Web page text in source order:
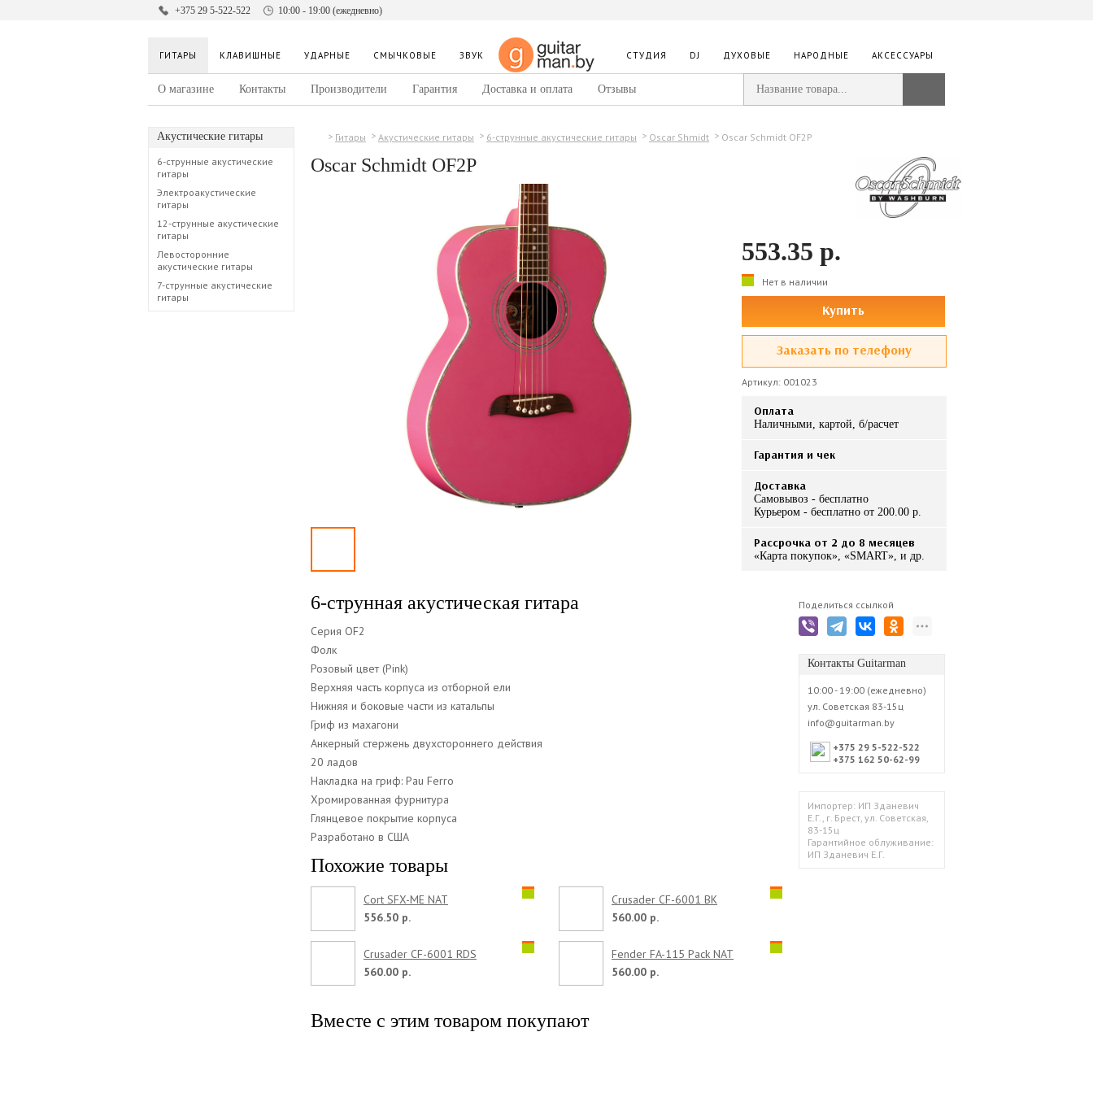
+375 29 5-522-522 10:00 - 19:00 (ежедневно)
ГИТАРЫ КЛАВИШНЫЕ УДАРНЫЕ СМЫЧКОВЫЕ ЗВУК СТУДИЯ DJ ДУХОВЫЕ НАРОДНЫЕ АКСЕССУАРЫ
О магазине Контакты Производители Гарантия Доставка и оплата Отзывы
Акустические гитары
6-струнные акустические
гитары
Электроакустические
гитары
12-струнные акустические
гитары
Левосторонние
акустические гитары
7-струнные акустические
гитары
Гитары Акустические гитары 6-струнные акустические гитары Oscar Shmidt Oscar Schmidt OF2P
Oscar Schmidt OF2P
553.35 р.
Нет в наличии
Купить
Заказать по телефону
Артикул: 001023
Оплата
Наличными, картой, б/расчет
Гарантия и чек
Доставка
Самовывоз - бесплатно
Курьером - бесплатно от 200.00 р.
Рассрочка от 2 до 8 месяцев
«Карта покупок», «SMART», и др.
6-струнная акустическая гитара
Серия OF2
Фолк
Розовый цвет (Pink)
Верхняя часть корпуса из отборной ели
Нижняя и боковые части из катальпы
Гриф из махагони
Анкерный стержень двухстороннего действия
20 ладов
Накладка на гриф: Pau Ferro
Хромированная фурнитура
Глянцевое покрытие корпуса
Разработано в США
Похожие товары
Cort SFX-ME NAT
556.50 р.
Crusader CF-6001 BK
560.00 р.
Crusader CF-6001 RDS
560.00 р.
Fender FA-115 Pack NAT
560.00 р.
Вместе с этим товаром покупают
Поделиться ссылкой
Контакты Guitarman
10:00 - 19:00 (ежедневно)
ул. Советская 83-15ц
info@guitarman.by
+375 29 5-522-522
+375 162 50-62-99
Импортер: ИП Зданевич
Е.Г., г. Брест, ул. Советская,
83-15ц
Гарантийное облуживание:
ИП Зданевич Е.Г.